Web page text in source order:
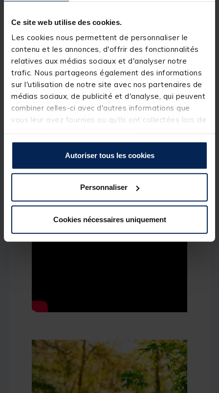
Ce site web utilise des cookies.
Les cookies nous permettent de personnaliser le
contenu et les annonces, d'offrir des fonctionnalités
relatives aux médias sociaux et d'analyser notre
trafic. Nous partageons également des informations
sur l'utilisation de notre site avec nos partenaires de
médias sociaux, de publicité et d'analyse, qui peuvent
combiner celles-ci avec d'autres informations que
vous leur avez fournies ou qu'ils ont collectées lors de
Autoriser tous les cookies
Personnaliser
Cookies nécessaires uniquement
bourriche, permettant de régler le lestage de la
bourriche en fonction du vent ou du courant.
D’une longueur de 3m, le modèle CARP
ALLROUND SQUARE KEEPNET 300 est le plus
polyvalent. Il vous suivra dans de multiples
situations, et conviendra parfaitement pour
toutes vos pêches en carpodrome.